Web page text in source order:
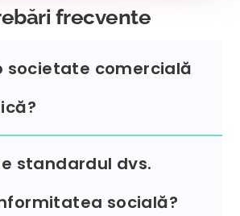
frecvente
societate comercială
standardul dvs.
socială?